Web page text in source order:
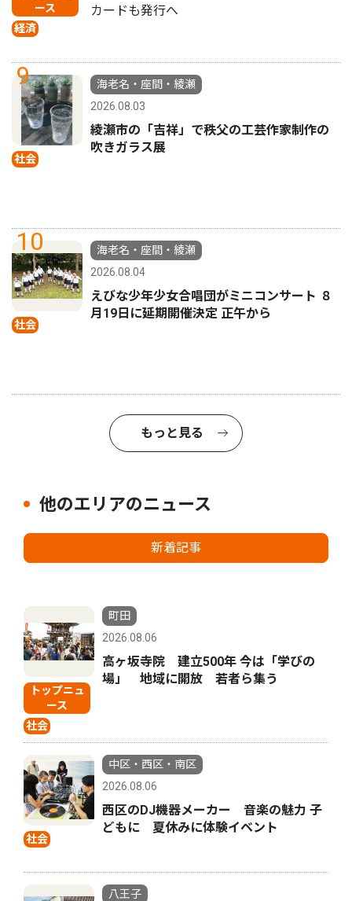
ース
経済
カードも発行へ
9
社会
海老名・座間・綾瀬
2026.08.03
綾瀬市の「吉祥」で秩父の工芸作家制作の
吹きガラス展
10
社会
海老名・座間・綾瀬
2026.08.04
えびな少年少女合唱団がミニコンサート ８
月19日に延期開催決定 正午から
もっと見る
他のエリアのニュース
新着記事
トップニュ
ース
社会
町田
2026.08.06
高ヶ坂寺院 建立500年 今は「学びの
場」 地域に開放 若者ら集う
社会
中区・西区・南区
2026.08.06
西区のDJ機器メーカー 音楽の魅力 子
どもに 夏休みに体験イベント
八王子